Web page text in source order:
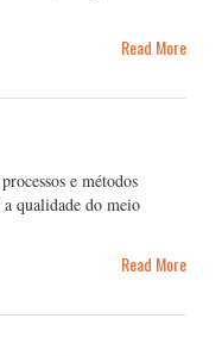
Read More
e métodos
qualidade do meio
Read More